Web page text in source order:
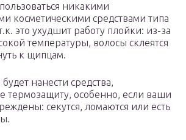
никакими
косметическими средствами типа
это ухудшит работу плойки: из-за
температуры, волосы склеятся
к щипцам.
нанести средства,
термозащиту, особенно, если ваши
секутся, ломаются или есть